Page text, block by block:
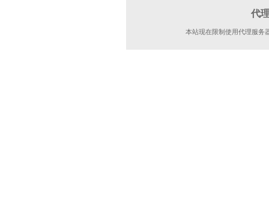
代
本站现在限制使用代理服务